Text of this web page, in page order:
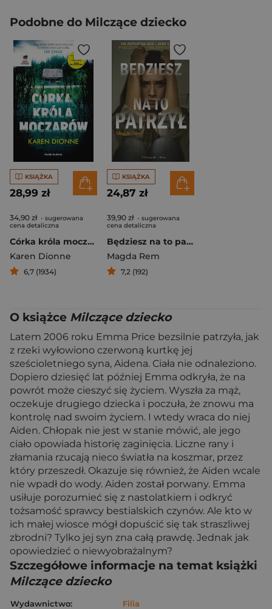
Podobne do Milczące dziecko
KSIĄŻKA
28,99 zł
34,90 zł - sugerowana
cena detaliczna
Córka króla moczarów
Karen Dionne
6,7 (1934)
KSIĄŻKA
24,87 zł
39,90 zł - sugerowana
cena detaliczna
Będziesz na to patrzył
Magda Rem
7,2 (192)
O książce Milczące dziecko
Latem 2006 roku Emma Price bezsilnie patrzyła, jak
z rzeki wyłowiono czerwoną kurtkę jej
sześcioletniego syna, Aidena. Ciała nie odnaleziono.
Dopiero dziesięć lat później Emma odkryła, że na
powrót może cieszyć się życiem. Wyszła za mąż,
oczekuje drugiego dziecka i poczuła, że znowu ma
kontrolę nad swoim życiem. I wtedy wraca do niej
Aiden. Chłopak nie jest w stanie mówić, ale jego
ciało opowiada historię zaginięcia. Liczne rany i
złamania rzucają nieco światła na koszmar, przez
który przeszedł. Okazuje się również, że Aiden wcale
nie wpadł do wody. Aiden został porwany. Emma
usiłuje porozumieć się z nastolatkiem i odkryć
tożsamość sprawcy bestialskich czynów. Ale kto w
ich małej wiosce mógł dopuścić się tak straszliwej
zbrodni? Tylko jej syn zna całą prawdę. Jednak jak
opowiedzieć o niewyobrażalnym?
Szczegółowe informacje na temat książki
Milczące dziecko
Wydawnictwo:
Filia